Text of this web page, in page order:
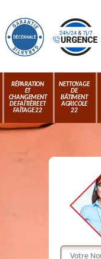
RÉPARATION
ET
CHANGEMENT
DE FAÎTIÈRE ET
FAÎTAGE 22
NETTOYAGE
DE
BÂTIMENT
AGRICOLE
22